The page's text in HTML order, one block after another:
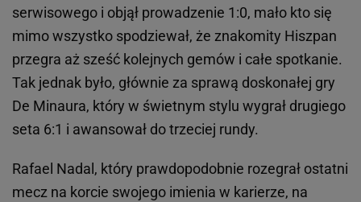
serwisowego i objął prowadzenie 1:0, mało kto się
mimo wszystko spodziewał, że znakomity Hiszpan
przegra aż sześć kolejnych gemów i całe spotkanie.
Tak jednak było, głównie za sprawą doskonałej gry
De Minaura, który w świetnym stylu wygrał drugiego
seta 6:1 i awansował do trzeciej rundy.
Rafael Nadal, który prawdopodobnie rozegrał ostatni
mecz na korcie swojego imienia w karierze, na